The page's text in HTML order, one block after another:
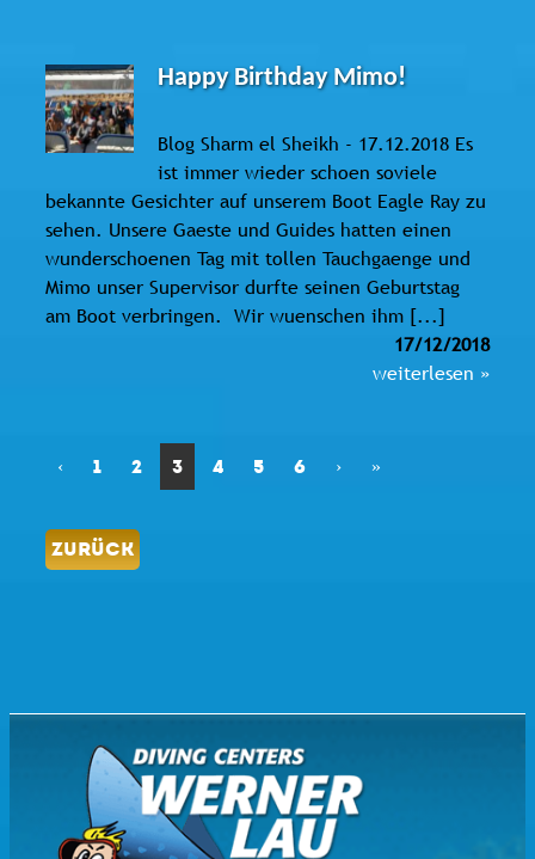
Happy Birthday Mimo!
Blog Sharm el Sheikh - 17.12.2018 Es
ist immer wieder schoen soviele
bekannte Gesichter auf unserem Boot Eagle Ray zu
sehen. Unsere Gaeste und Guides hatten einen
wunderschoenen Tag mit tollen Tauchgaenge und
Mimo unser Supervisor durfte seinen Geburtstag
am Boot verbringen. Wir wuenschen ihm [...]
17/12/2018
weiterlesen »
‹ 1 2 3 4 5 6 › »
ZURÜCK